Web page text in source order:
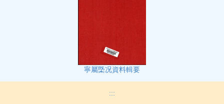
寧屬㮣况資料輯要
:::